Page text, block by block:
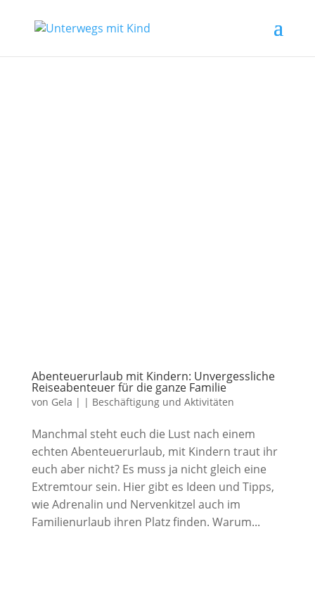
Abenteuerurlaub mit Kindern: Unvergessliche
Reiseabenteuer für die ganze Familie
von Gela | | Beschäftigung und Aktivitäten
Manchmal steht euch die Lust nach einem
echten Abenteuerurlaub, mit Kindern traut ihr
euch aber nicht? Es muss ja nicht gleich eine
Extremtour sein. Hier gibt es Ideen und Tipps,
wie Adrenalin und Nervenkitzel auch im
Familienurlaub ihren Platz finden. Warum...